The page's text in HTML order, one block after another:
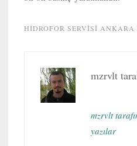
HIDROFOR SERVISI ANKARA
mzrvlt
mzrvlt
yazılar